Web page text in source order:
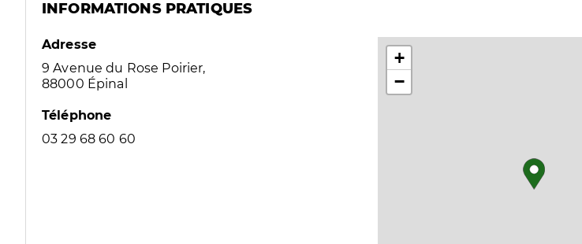
INFORMATIONS PRATIQUES
Adresse
9 Avenue du Rose Poirier,
88000 Épinal
Téléphone
03 29 68 60 60
+
−